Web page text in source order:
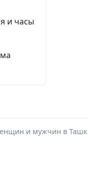
и часы
и мужчин в